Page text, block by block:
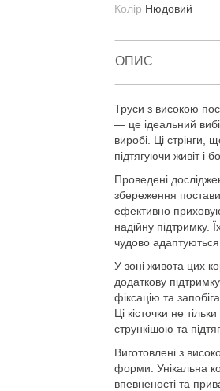
Колір Нюдовий
ОПИС
Труси з високою
— це ідеальний
виробі. Ці стрінги,
підтягуючи живіт і
Проведені
збереження
ефективно
надійну підтримку.
чудово адаптуються
У зоні живота цих
додаткову
фіксацію та
Ці кісточки не
стрункішою та
Виготовлені з
форми. Унікальна
впевненості та